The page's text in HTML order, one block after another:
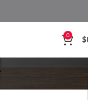
0 $